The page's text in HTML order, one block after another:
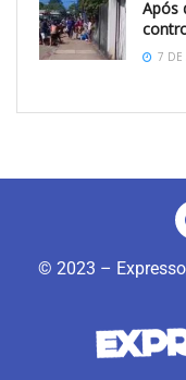
Após
7 DE
© 2023 –